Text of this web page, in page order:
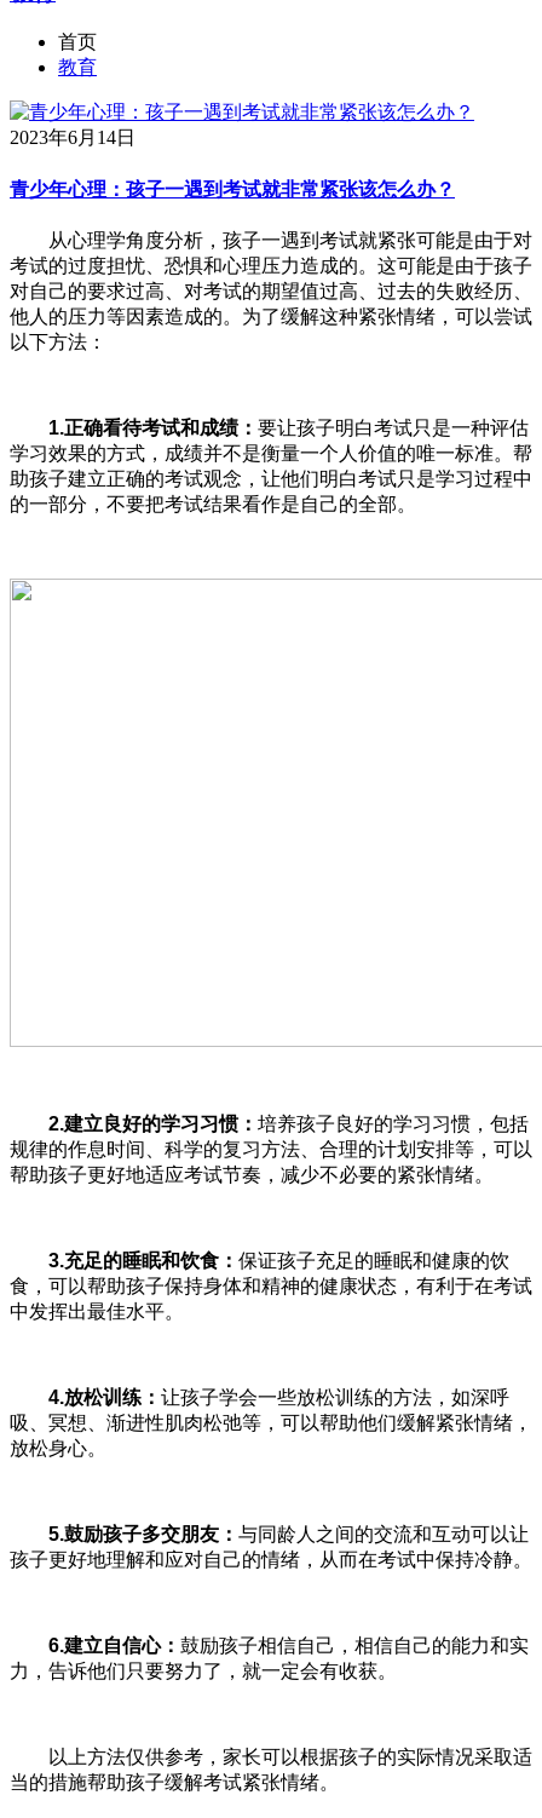
首页
教育
2023年6月14日
青少年心理：孩子一遇到考试就非常紧张该怎么办？
从心理学角度分析，孩子一遇到考试就紧张可能是由于对
考试的过度担忧、恐惧和心理压力造成的。这可能是由于孩子
对自己的要求过高、对考试的期望值过高、过去的失败经历、
他人的压力等因素造成的。为了缓解这种紧张情绪，可以尝试
以下方法：
1.正确看待考试和成绩： 要让孩子明白考试只是一种评估
学习效果的方式，成绩并不是衡量一个人价值的唯一标准。帮
助孩子建立正确的考试观念，让他们明白考试只是学习过程中
的一部分，不要把考试结果看作是自己的全部。
2.建立良好的学习习惯： 培养孩子良好的学习习惯，包括
规律的作息时间、科学的复习方法、合理的计划安排等，可以
帮助孩子更好地适应考试节奏，减少不必要的紧张情绪。
3.充足的睡眠和饮食： 保证孩子充足的睡眠和健康的饮
食，可以帮助孩子保持身体和精神的健康状态，有利于在考试
中发挥出最佳水平。
4.放松训练： 让孩子学会一些放松训练的方法，如深呼
吸、冥想、渐进性肌肉松弛等，可以帮助他们缓解紧张情绪，
放松身心。
5.鼓励孩子多交朋友： 与同龄人之间的交流和互动可以让
孩子更好地理解和应对自己的情绪，从而在考试中保持冷静。
6.建立自信心： 鼓励孩子相信自己，相信自己的能力和实
力，告诉他们只要努力了，就一定会有收获。
以上方法仅供参考，家长可以根据孩子的实际情况采取适
当的措施帮助孩子缓解考试紧张情绪。